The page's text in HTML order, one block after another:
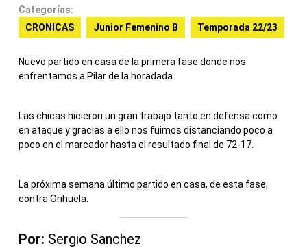
Categorías:
CRONICAS
Junior Femenino B Temporada 22/23
Nuevo partido en casa de la primera fase donde nos
enfrentamos a Pilar de la horadada.
Las chicas hicieron un gran trabajo tanto en defensa como
en ataque y gracias a ello nos fuimos distanciando poco a
poco en el marcador hasta el resultado final de 72-17.
La próxima semana último partido en casa, de esta fase,
contra Orihuela.
Por: Sergio Sanchez